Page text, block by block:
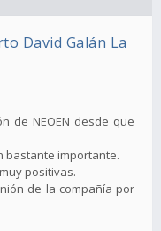
David Galán La
de NEOEN desde que
bastante importante.
positivas.
de la compañía por